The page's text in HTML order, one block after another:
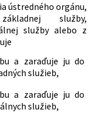
ústredného orgánu,
služby,
služby alebo z
a zaraďuje ju do
služieb,
a zaraďuje ju do
služieb,